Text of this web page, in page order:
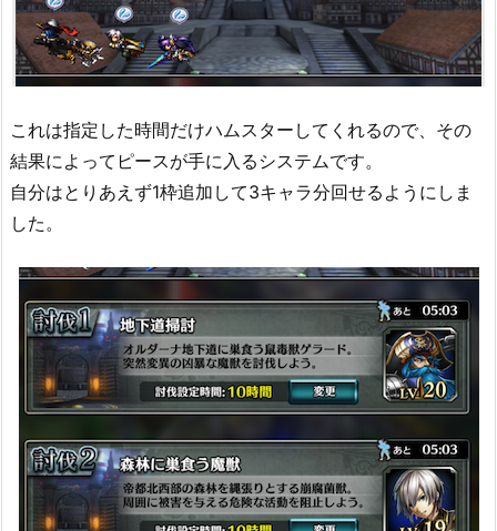
これは指定した時間だけハムスターしてくれるので、その
結果によってピースが手に入るシステムです。
自分はとりあえず1枠追加して3キャラ分回せるようにしま
した。